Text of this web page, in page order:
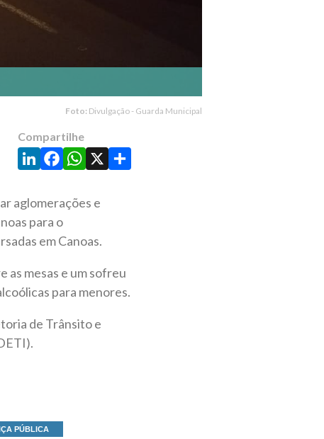
Foto: Divulgação - Guarda Municipal
Compartilhe
LinkedIn
Facebook
WhatsApp
X Share
aglomerações e
para o
em Canoas.
mesas e um sofreu
para menores.
de Trânsito e
PÚBLICA